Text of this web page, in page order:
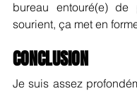
bureau entouré(e) de
sourient, ça met en
CONCLUSION
Je suis assez